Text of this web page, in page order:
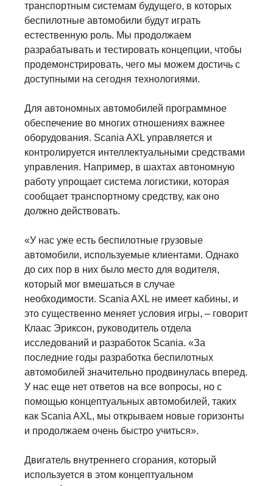
транспортным системам будущего, в которых
беспилотные автомобили будут играть
естественную роль. Мы продолжаем
разрабатывать и тестировать концепции, чтобы
продемонстрировать, чего мы можем достичь с
доступными на сегодня технологиями.
Для автономных автомобилей программное
обеспечение во многих отношениях важнее
оборудования. Scania AXL управляется и
контролируется интеллектуальными средствами
управления. Например, в шахтах автономную
работу упрощает система логистики, которая
сообщает транспортному средству, как оно
должно действовать.
«У нас уже есть беспилотные грузовые
автомобили, используемые клиентами. Однако
до сих пор в них было место для водителя,
который мог вмешаться в случае
необходимости. Scania AXL не имеет кабины, и
это существенно меняет условия игры, – говорит
Клаас Эриксон, руководитель отдела
исследований и разработок Scania. «За
последние годы разработка беспилотных
автомобилей значительно продвинулась вперед.
У нас еще нет ответов на все вопросы, но с
помощью концептуальных автомобилей, таких
как Scania AXL, мы открываем новые горизонты
и продолжаем очень быстро учиться».
Двигатель внутреннего сгорания, который
используется в этом концептуальном